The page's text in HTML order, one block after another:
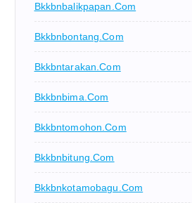
Bkkbnbalikpapan.com
Bkkbnbontang.com
Bkkbntarakan.com
Bkkbnbima.com
Bkkbntomohon.com
Bkkbnbitung.com
Bkkbnkotamobagu.com